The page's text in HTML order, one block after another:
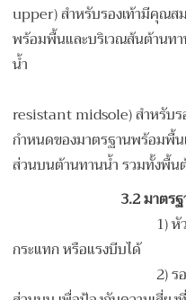
upper) สำหรับรองเท้ามีคุณ
พร้อมพื้นและบริเวณส้นต้านท
น้ำ
resistant midsole) สำหรับ
กำหนดของมาตรฐานพร้อมพื้
ส่วนบนต้านทานน้ำ รวมทั้งพื้น
3.2 มาตร
1)
กระแทก หรือแรงบีบได้
2) ร